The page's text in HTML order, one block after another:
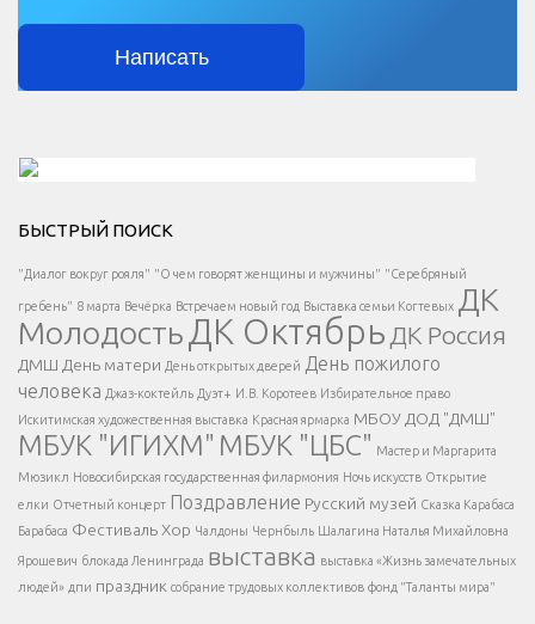
Написать
Есть вопрос?
Напишите нам
</span >
Написать
</button >
</div >
</div > </div >
БЫСТРЫЙ ПОИСК
"Диалог вокруг рояля" "О чем говорят женщины и мужчины" "Серебряный
гребень" 8 марта Вечёрка Встречаем новый год Выставка семьи Когтевых ДК
МолодостьДК Октябрь ДК Россия
ДМШ День матери День открытых дверей День пожилого
человека Джаз-коктейль Дуэт+ И.В. Коротеев Избирательное право
Искитимская художественная выставка Красная ярмарка МБОУ ДОД "ДМШ"
МБУК "ИГИХМ" МБУК "ЦБС" Мастер и Маргарита
Мюзикл Новосибирская государственная филармония Ночь искусств Открытие
елки Отчетный концерт Поздравление Русский музей Сказка Карабаса
Барабаса Фестиваль Хор Чалдоны Чернбыль Шалагина Наталья Михайловна
Ярошевич блокада Ленинграда выставка выставка «Жизнь замечательных
людей» дпи праздник собрание трудовых коллективов фонд "Таланты мира"